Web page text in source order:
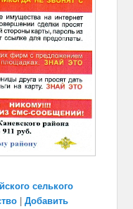
селького
|Добавить